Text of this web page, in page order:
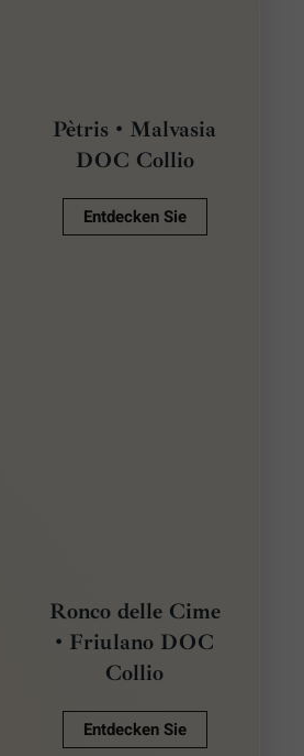
Pètris • Malvasia
DOC Collio
Entdecken Sie
Ronco delle Cime
• Friulano DOC
Collio
Entdecken Sie